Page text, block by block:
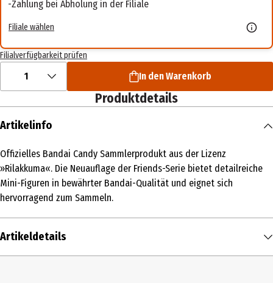
Zahlung bei Abholung in der Filiale
Filiale wählen
Filialverfügbarkeit prüfen
1 In den Warenkorb
Produktdetails
Artikelinfo
Offizielles Bandai Candy Sammlerprodukt aus der Lizenz
»Rilakkuma«. Die Neuauflage der Friends-Serie bietet detailreiche
Mini-Figuren in bewährter Bandai-Qualität und eignet sich
hervorragend zum Sammeln.
Artikeldetails